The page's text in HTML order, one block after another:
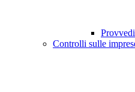
Controlli sulle